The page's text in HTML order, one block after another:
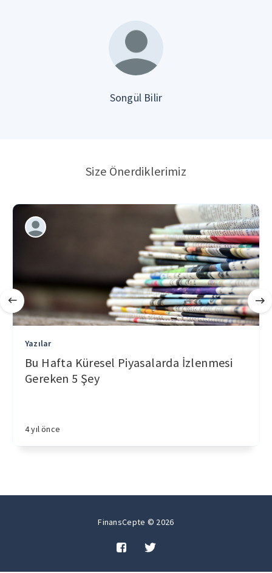
Songül Bilir
Size Önerdiklerimiz
Yazılar
Bu Hafta Küresel Piyasalarda İzlenmesi
Gereken 5 Şey
4 yıl önce
FinansCepte © 2026